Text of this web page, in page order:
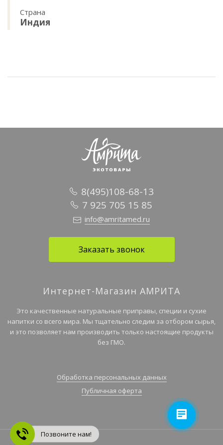
Страна
Индия
8(495)108-68-13
7 925 705 15 85
info@amritamed.ru
Заказать звонок
Интернет-Магазин АМРИТА
Это качественные натуральные приправы, специи и сухие
напитки со всего мира. Мы тщательно следим за отбором сырья,
и это позволяет нам производить только настоящие продукты
без ГМО.
Обработка персональных данных
Публичная оферта
Позвоните нам!